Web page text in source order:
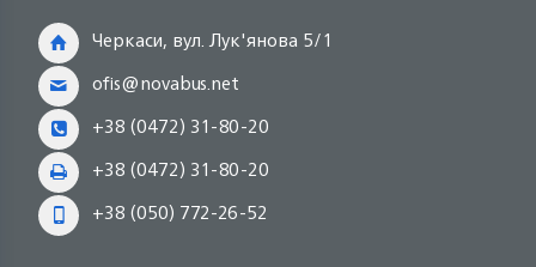
Черкаси, вул. Лук'янова 5/1
ofis@novabus.net
+38 (0472) 31-80-20
+38 (0472) 31-80-20
+38 (050) 772-26-52